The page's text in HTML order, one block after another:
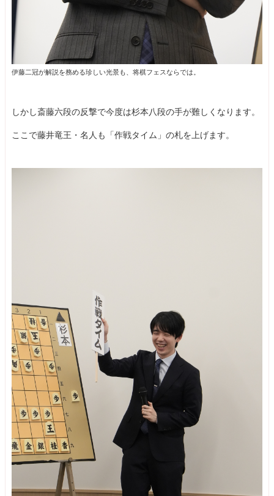
伊藤二冠が解説を務める珍しい光景も、将棋フェスならでは。
しかし斎藤六段の反撃で今度は杉本八段の手が難しくなります。
ここで藤井竜王・名人も「作戦タイム」の札を上げます。